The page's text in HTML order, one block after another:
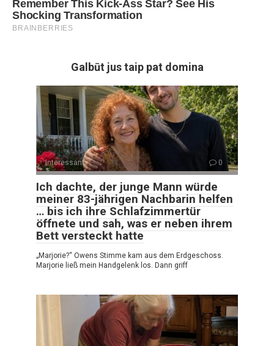
Galbūt jus taip pat domina
Interessant 0
Ich dachte, der junge Mann würde
meiner 83-jährigen Nachbarin helfen
… bis ich ihre Schlafzimmertür
öffnete und sah, was er neben ihrem
Bett versteckt hatte
„Marjorie?“ Owens Stimme kam aus dem Erdgeschoss.
Marjorie ließ mein Handgelenk los. Dann griff